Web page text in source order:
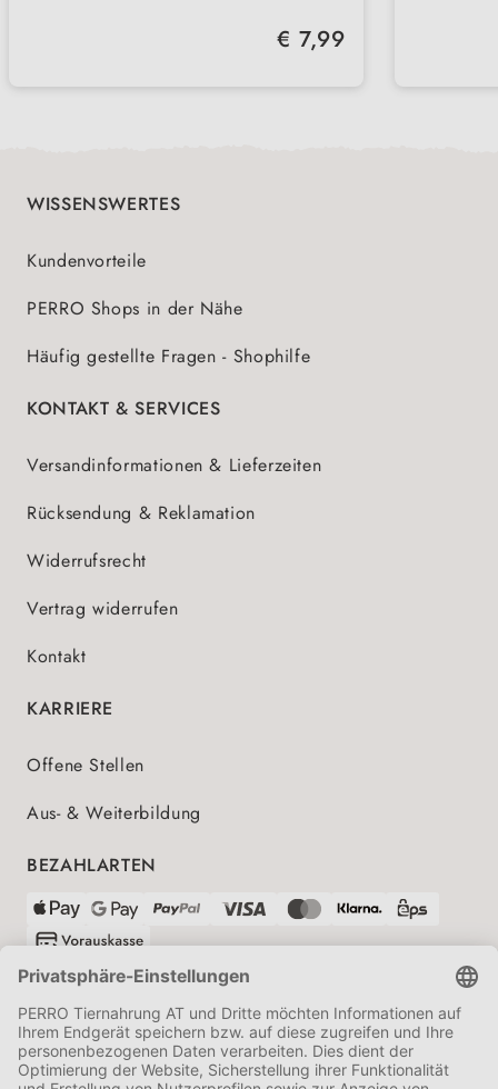
Regulärer Preis:
€ 7,99
WISSENSWERTES
Kundenvorteile
PERRO Shops in der Nähe
Häufig gestellte Fragen - Shophilfe
KONTAKT & SERVICES
Versandinformationen & Lieferzeiten
Rücksendung & Reklamation
Widerrufsrecht
Vertrag widerrufen
Kontakt
KARRIERE
Offene Stellen
Aus- & Weiterbildung
BEZAHLARTEN
VERSANDPARTNER